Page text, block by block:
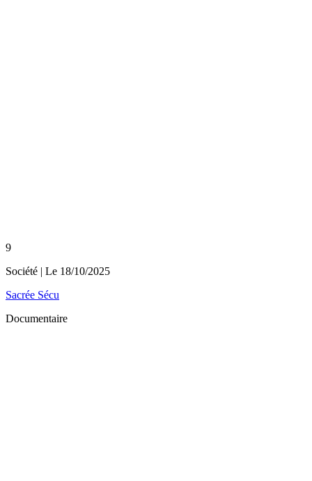
9
Société | Le 18/10/2025
Sacrée Sécu
Documentaire